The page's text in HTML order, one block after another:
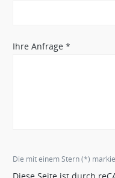
Ihre Anfrage *
Die mit einem Stern (*)
Diese Seite ist durch